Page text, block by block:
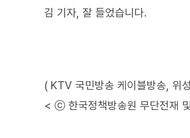
김 기자, 잘 들었습니다.
( KTV 국민방송 케이블방송, 위
< ⓒ 한국정책방송원 무단전재